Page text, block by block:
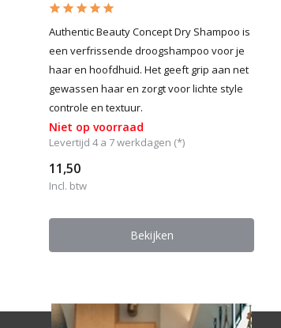
Authentic Beauty Concept Dry Shampoo is
een verfrissende droogshampoo voor je
haar en hoofdhuid. Het geeft grip aan net
gewassen haar en zorgt voor lichte style
controle en textuur.
Niet op voorraad
Levertijd 4 a 7 werkdagen (*)
11,50
Incl. btw
Bekijken